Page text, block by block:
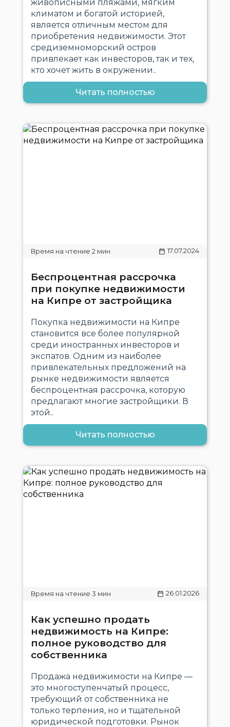
живописными пляжами, мягким
климатом и богатой историей,
является отличным местом для
приобретения недвижимости. Этот
средиземноморский остров
привлекает как инвесторов, так и тех,
кто хочет жить в окружении..
Читать полностью
17.07.2024
Беспроцентная рассрочка
при покупке недвижимости
на Кипре от застройщика
Покупка недвижимости на Кипре
становится все более популярной
среди иностранных инвесторов и
экспатов. Одним из наиболее
привлекательных предложений на
рынке недвижимости является
беспроцентная рассрочка, которую
предлагают многие застройщики. В
этой..
Читать полностью
26.01.2026
Как успешно продать
недвижимость на Кипре:
полное руководство для
собственника
Продажа недвижимости на Кипре —
это многоступенчатый процесс,
требующий от собственника не
только терпения, но и тщательной
юридической подготовки. Рынок